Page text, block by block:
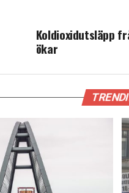
Koldioxidutsläpp
ökar